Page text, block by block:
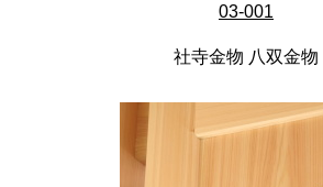
03-001
社寺金物 八双金物